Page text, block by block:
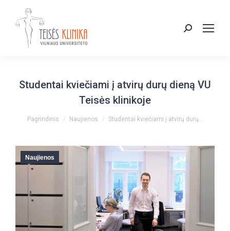
Paieška:
Studentai kviečiami į atvirų durų dieną VU
Teisės klinikoje
You are here:
Pagrindinis Naujienos Studentai kviečiami į atvirų durų…
Naujienos